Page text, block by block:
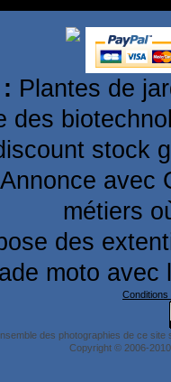
Plantes de
des
stock
avec
métiers
des
moto avec
Conditions
des photographies de ce
Copyright © 2006-